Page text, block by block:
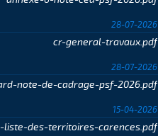
28-07-2026
cr-general-travaux.pdf
28-07-2026
note-de-cadrage-psf-2026.pdf
15-04-2026
liste-des-territoires-carences.pdf